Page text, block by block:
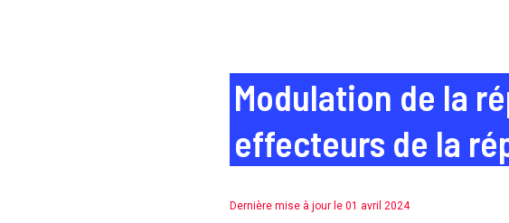
Modulation de la
effecteurs de la
Dernière mise à jour le 01 avril 2024